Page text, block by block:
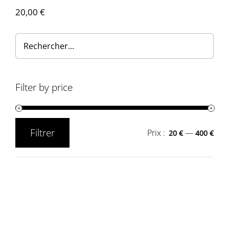
20,00 €
Filter by price
Filtrer Prix : 20 €—400 €